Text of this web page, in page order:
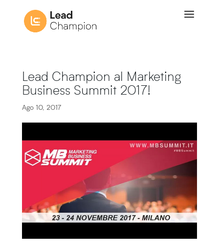
Lead Champion al Marketing
Business Summit 2017!
Ago 10, 2017